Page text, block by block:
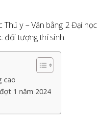
y – Văn bằng 2 Đại
đối tượng thí sinh.
cao
1 năm 2024